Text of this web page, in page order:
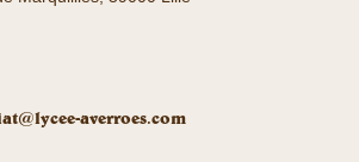
averroes.com